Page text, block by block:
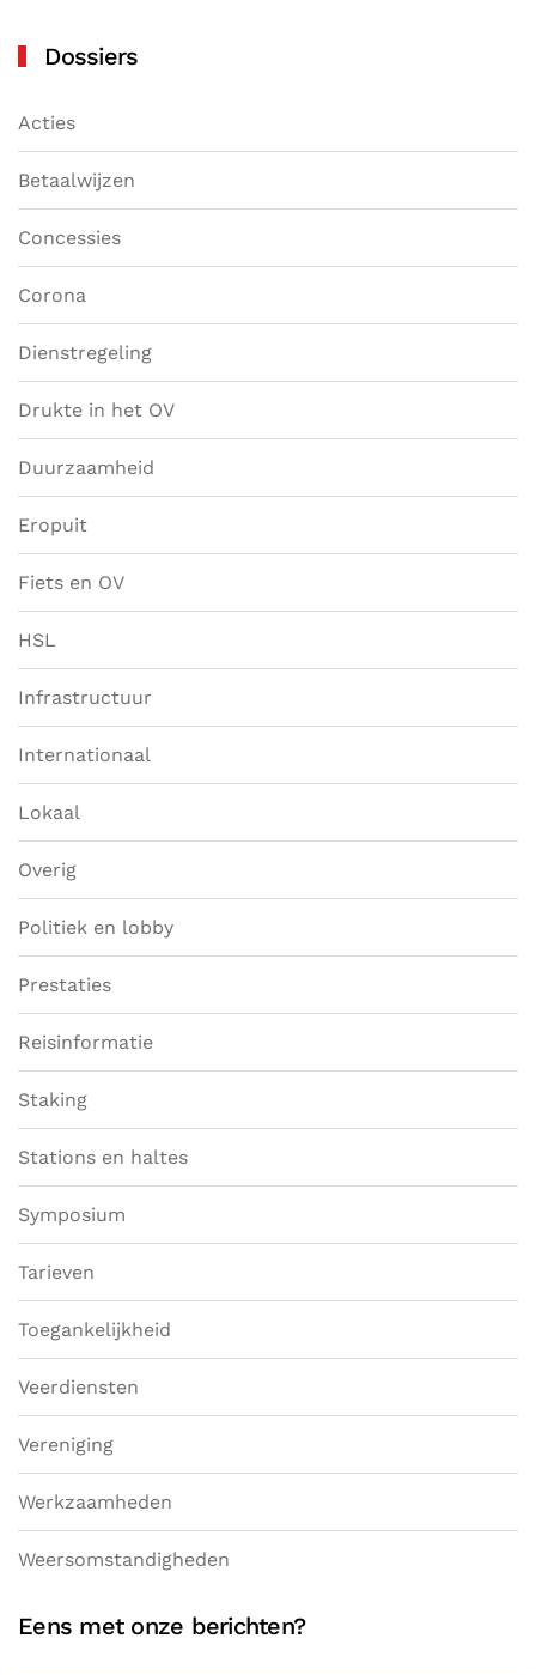
Dossiers
Acties
Betaalwijzen
Concessies
Corona
Dienstregeling
Drukte in het OV
Duurzaamheid
Eropuit
Fiets en OV
HSL
Infrastructuur
Internationaal
Lokaal
Overig
Politiek en lobby
Prestaties
Reisinformatie
Staking
Stations en haltes
Symposium
Tarieven
Toegankelijkheid
Veerdiensten
Vereniging
Werkzaamheden
Weersomstandigheden
Eens met onze berichten?